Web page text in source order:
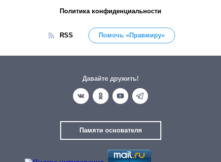
Политика конфиденциальности
RSS Помочь «Правмиру»
Давайте дружить!
Памяти основателя